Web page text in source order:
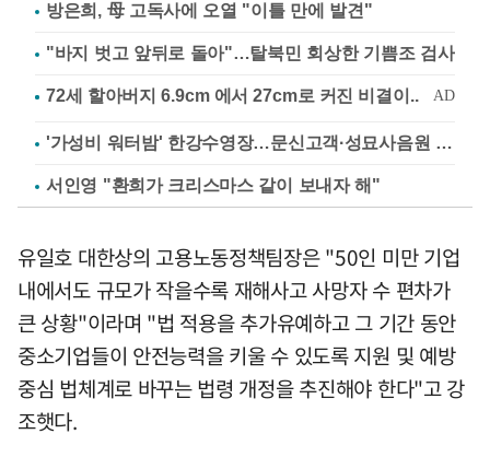
방은희, 母 고독사에 오열 "이틀 만에 발견"
"바지 벗고 앞뒤로 돌아"…탈북민 회상한 기쁨조 검사
'가성비 워터밤' 한강수영장…문신고객·성묘사음원 민원
서인영 "환희가 크리스마스 같이 보내자 해"
유일호 대한상의 고용노동정책팀장은 "50인 미만 기업
내에서도 규모가 작을수록 재해사고 사망자 수 편차가
큰 상황"이라며 "법 적용을 추가유예하고 그 기간 동안
중소기업들이 안전능력을 키울 수 있도록 지원 및 예방
중심 법체계로 바꾸는 법령 개정을 추진해야 한다"고 강
조햇다.